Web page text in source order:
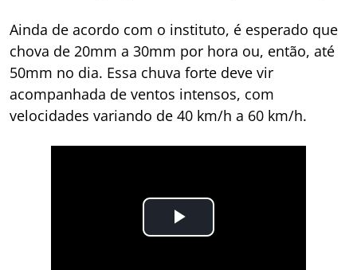
Ainda de acordo com o instituto, é esperado que
chova de 20mm a 30mm por hora ou, então, até
50mm no dia. Essa chuva forte deve vir
acompanhada de ventos intensos, com
velocidades variando de 40 km/h a 60 km/h.